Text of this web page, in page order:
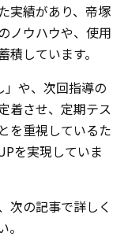
実績があり、帝塚
ノウハウや、使用
しています。
」や、次回指導の
着させ、定期テス
を重視しているた
を実現していま
次の記事で詳しく